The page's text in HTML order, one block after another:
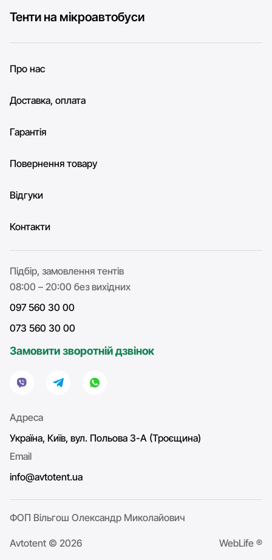
Тенти на мікроавтобуси
Про нас
Доставка, оплата
Гарантія
Повернення товару
Відгуки
Контакти
Підбір, замовлення тентів
08:00 – 20:00 без вихідних
097 560 30 00
073 560 30 00
Замовити зворотній дзвінок
Адреса
Україна, Київ, вул. Польова 3-А (Троєщина)
Email
info@avtotent.ua
Avtotent © 2026
ФОП Вільгош Олександр Миколайович
WebLife ®